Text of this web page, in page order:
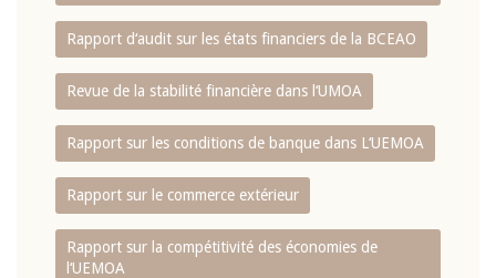
Rapport d‘audit sur les états financiers de la BCEAO
Revue de la stabilité financière dans l‘UMOA
Rapport sur les conditions de banque dans L‘UEMOA
Rapport sur le commerce extérieur
Rapport sur la compétitivité des économies de
l‘UEMOA